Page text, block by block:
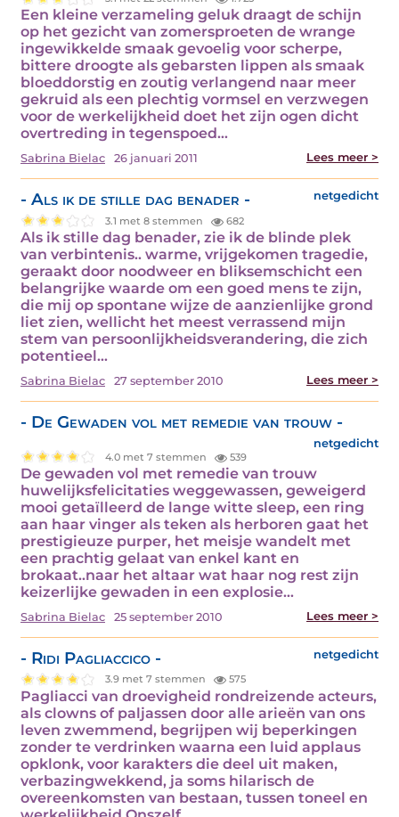
Een kleine verzameling geluk draagt de schijn
op het gezicht van zomersproeten de wrange
ingewikkelde smaak gevoelig voor scherpe,
bittere droogte als gebarsten lippen als smaak
bloeddorstig en zoutig verlangend naar meer
gekruid als een plechtig vormsel en verzwegen
voor de werkelijkheid doet het zijn ogen dicht
overtreding in tegenspoed…
Sabrina Bielac 26 januari 2011 Lees meer >
- Als ik de stille dag benader - netgedicht
3.1 met 8 stemmen 682
Als ik stille dag benader, zie ik de blinde plek
van verbintenis.. warme, vrijgekomen tragedie,
geraakt door noodweer en bliksemschicht een
belangrijke waarde om een goed mens te zijn,
die mij op spontane wijze de aanzienlijke grond
liet zien, wellicht het meest verrassend mijn
stem van persoonlijkheidsverandering, die zich
potentieel…
Sabrina Bielac 27 september 2010 Lees meer >
- De Gewaden vol met remedie van trouw -
netgedicht
4.0 met 7 stemmen 539
De gewaden vol met remedie van trouw
huwelijksfelicitaties weggewassen, geweigerd
mooi getaïlleerd de lange witte sleep, een ring
aan haar vinger als teken als herboren gaat het
prestigieuze purper, het meisje wandelt met
een prachtig gelaat van enkel kant en
brokaat..naar het altaar wat haar nog rest zijn
keizerlijke gewaden in een explosie…
Sabrina Bielac 25 september 2010 Lees meer >
- Ridi Pagliaccico - netgedicht
3.9 met 7 stemmen 575
Pagliacci van droevigheid rondreizende acteurs,
als clowns of paljassen door alle arieën van ons
leven zwemmend, begrijpen wij beperkingen
zonder te verdrinken waarna een luid applaus
opklonk, voor karakters die deel uit maken,
verbazingwekkend, ja soms hilarisch de
overeenkomsten van bestaan, tussen toneel en